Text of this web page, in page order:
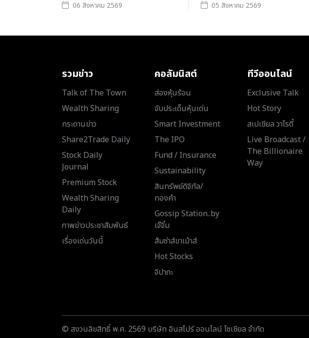
06 สิงหาคม 2569 05 สิงหาคม 2569
รวมข่าว
Talk of The Town
Wealth Sharing
กระดานข่าว
Share2Trade Daily
Stock Daily
Journal
Premium Stock
Wealth Sharing
Daily
ภาพข่าวประชาสัมพันธ์
เรื่องเด่นวันนี้
คอลัมนิสต์
ส่องหุ้นร้อน
จับประเด็นหุ้นเด่น
Smart Investment
The IPO
Fund / Insurance
Sustainability
สินทรัพย์ดิจิทัล/
ทองคำ
Gossip Station..by
เจ๊จิ๋ม
ส้มซ่าส์ขาเม้าส์
Hot Stocks
จิปาถะ
ทีวีออนไลน์
Exclusive Talk
Hot Story
สเปเชียล วาไรตี้
Live Broadcast /
The Billionaire
Way
© สงวนลิขสิทธิ์ พ.ศ. 2569 บริษัท อินสไปร์ ออนไลน์ โซเชียล จำกัด